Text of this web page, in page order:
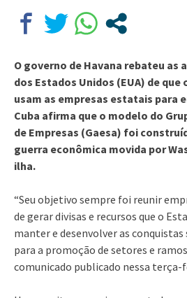
O governo de Havana rebateu as
dos Estados Unidos (EUA) de
usam as empresas estatais para
Cuba afirma que o modelo do
de Empresas (Gaesa) foi
guerra econômica movida por
ilha.
“Seu objetivo sempre foi reunir
de gerar divisas e recursos que o
manter e desenvolver as
para a promoção de setores e
comunicado publicado nessa terça-